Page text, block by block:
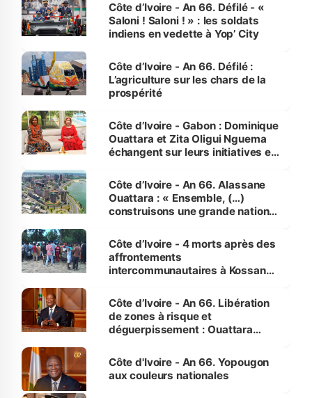
Côte d’Ivoire - An 66. Défilé - «
Saloni ! Saloni ! » : les soldats
indiens en vedette à Yop’ City
Côte d’Ivoire - An 66. Défilé :
L’agriculture sur les chars de la
prospérité
Côte d’Ivoire - Gabon : Dominique
Ouattara et Zita Oligui Nguema
échangent sur leurs initiatives en
enfants
Côte d’Ivoire - An 66. Alassane
Ouattara : « Ensemble, (…)
construisons une grande nation
générations futures »
Côte d’Ivoire - 4 morts après des
affrontements
intercommunautaires à Kossandji
milieu des sinistrés
Côte d’Ivoire - An 66. Libération
de zones à risque et
déguerpissement : Ouattara
l'Etat de droit pour préserver les
vies humaines »
Côte d'Ivoire - An 66. Yopougon
aux couleurs nationales